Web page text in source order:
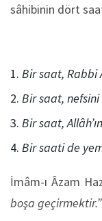
sâhibinin dört
Bir saat, Rabbi
Bir saat,
Bir saat,
Bir saati de
İmâm-ı Âzam
boşa geçirmektir.”